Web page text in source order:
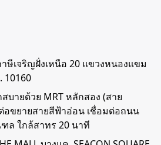
ษีเจริญฝั่งเหนือ 20 แขวงหนองแขม
10160
บายด้วย MRT หลักสอง (สาย
อขยายสายสีฟ้าอ่อน เชื่อมต่อถนน
ล ใกล้สาทร 20 นาที